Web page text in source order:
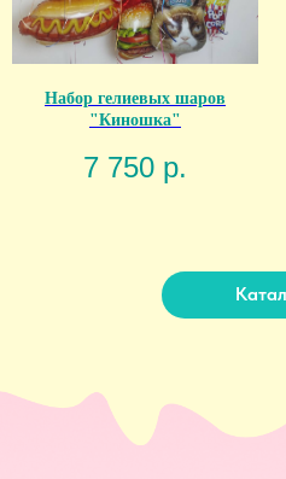
Набор гелиевых шаров
"Киношка"
7 750 р.